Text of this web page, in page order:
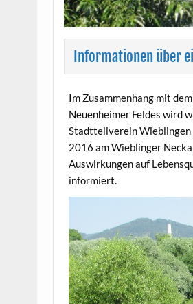
Informationen über
Im Zusammenhang mit
Neuenheimer Feldes wird
Stadtteilverein Wieblingen
2016 am Wieblinger
Auswirkungen auf
informiert.